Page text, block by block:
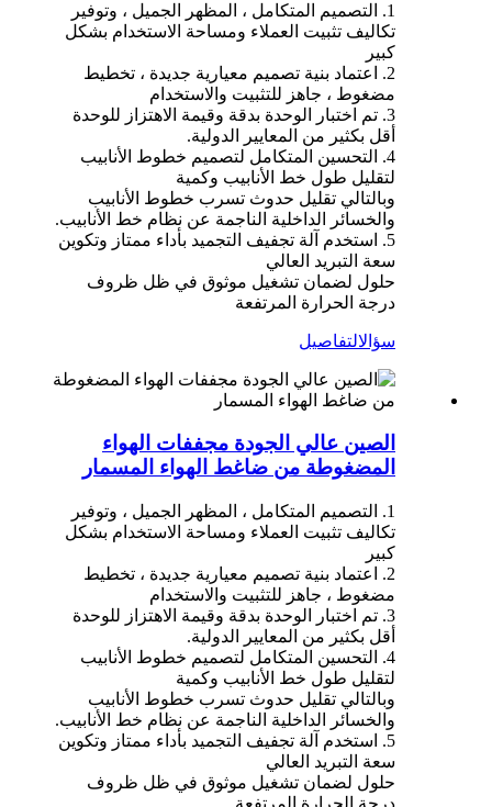
1. التصميم المتكامل ، المظهر الجميل ، وتوفير
تكاليف تثبيت العملاء ومساحة الاستخدام بشكل
كبير
2. اعتماد بنية تصميم معيارية جديدة ، تخطيط
مضغوط ، جاهز للتثبيت والاستخدام
3. تم اختبار الوحدة بدقة وقيمة الاهتزاز للوحدة
أقل بكثير من المعايير الدولية.
4. التحسين المتكامل لتصميم خطوط الأنابيب
لتقليل طول خط الأنابيب وكمية
وبالتالي تقليل حدوث تسرب خطوط الأنابيب
والخسائر الداخلية الناجمة عن نظام خط الأنابيب.
5. استخدم آلة تجفيف التجميد بأداء ممتاز وتكوين
سعة التبريد العالي
حلول لضمان تشغيل موثوق في ظل ظروف
درجة الحرارة المرتفعة
سؤالالتفاصيل
الصين عالي الجودة مجففات الهواء
المضغوطة من ضاغط الهواء المسمار
1. التصميم المتكامل ، المظهر الجميل ، وتوفير
تكاليف تثبيت العملاء ومساحة الاستخدام بشكل
كبير
2. اعتماد بنية تصميم معيارية جديدة ، تخطيط
مضغوط ، جاهز للتثبيت والاستخدام
3. تم اختبار الوحدة بدقة وقيمة الاهتزاز للوحدة
أقل بكثير من المعايير الدولية.
4. التحسين المتكامل لتصميم خطوط الأنابيب
لتقليل طول خط الأنابيب وكمية
وبالتالي تقليل حدوث تسرب خطوط الأنابيب
والخسائر الداخلية الناجمة عن نظام خط الأنابيب.
5. استخدم آلة تجفيف التجميد بأداء ممتاز وتكوين
سعة التبريد العالي
حلول لضمان تشغيل موثوق في ظل ظروف
درجة الحرارة المرتفعة